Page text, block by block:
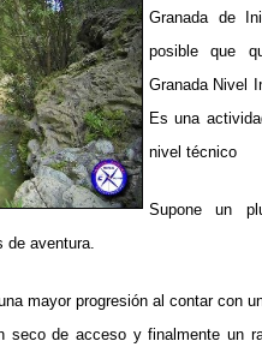
Granada de
posible que
Granada Nivel
Es una
nivel técnico
Supone un
de aventura.
mayor progresión al contar con
seco de acceso y finalmente un